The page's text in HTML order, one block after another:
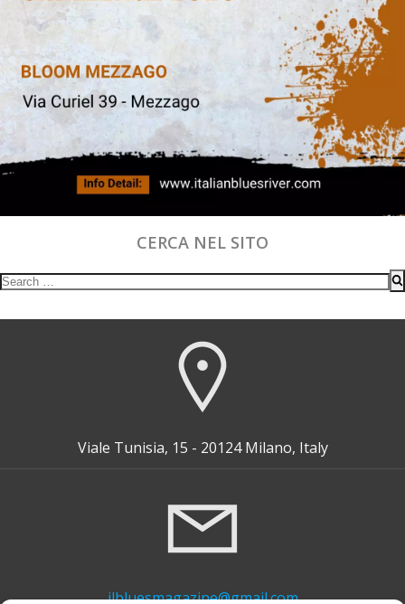
CERCA NEL SITO
Search
Viale Tunisia, 15 - 20124 Milano, Italy
ilbluesmagazine@gmail.com